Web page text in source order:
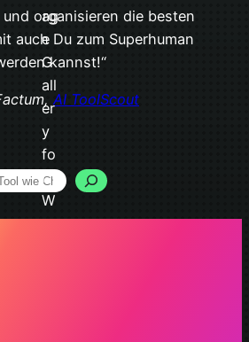
und organisieren die besten
auch Du zum Superhuman
kannst!“
AI ToolScout